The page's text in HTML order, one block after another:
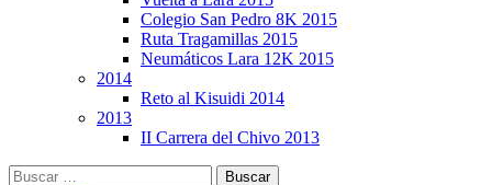
Colegio San Pedro 8K 2015
Ruta Tragamillas 2015
Neumáticos Lara 12K 2015
2014
Reto al Kisuidi 2014
2013
II Carrera del Chivo 2013
Buscar: